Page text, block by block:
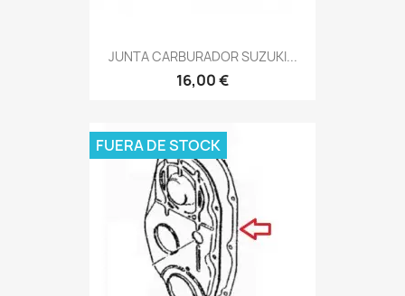
JUNTA CARBURADOR SUZUKI...
16,00 €
FUERA DE STOCK